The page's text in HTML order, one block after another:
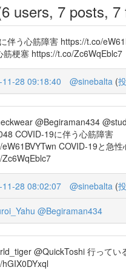
users, 7 posts, 7
伴う心筋障害 https://t.co/
筋梗塞 https://t.co/Zc6WqEblc7
28 09:18:40 @sinebalta (
@Begiraman434
COVID-19に伴う心筋障害
COVID-19と急性
28 08:02:07 @sinebalta (
@Begiraman434
@QuickToshi 行ってい